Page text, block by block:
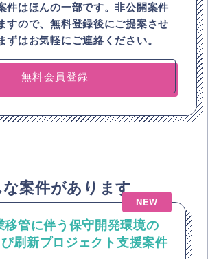
件はほんの一部です。非公開案件
すので、無料登録後にご提案させ
ずはお気軽にご連絡ください。
無料会員登録
案件があります
NEW
移管に伴う保守開発環境の
刷新プロジェクト支援案件